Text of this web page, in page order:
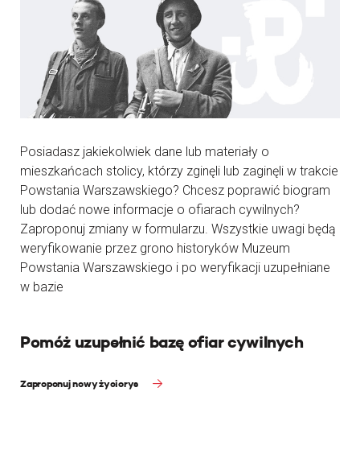
Posiadasz jakiekolwiek dane lub materiały o
mieszkańcach stolicy, którzy zginęli lub zaginęli w trakcie
Powstania Warszawskiego? Chcesz poprawić biogram
lub dodać nowe informacje o ofiarach cywilnych?
Zaproponuj zmiany w formularzu. Wszystkie uwagi będą
weryfikowanie przez grono historyków Muzeum
Powstania Warszawskiego i po weryfikacji uzupełniane
w bazie
Pomóż uzupełnić bazę ofiar cywilnych
Zaproponuj nowy życiorys